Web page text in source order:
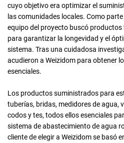
cuyo objetivo era optimizar el
las comunidades locales. Como
equipo del proyecto buscó
para garantizar la longevidad y el
sistema. Tras una cuidadosa
acudieron a Weizidom para obtener
esenciales.
Los productos suministrados para
tuberías, bridas, medidores de agua,
codos y tes, todos ellos esenciales
sistema de abastecimiento de agua
cliente de elegir a Weizidom se basó